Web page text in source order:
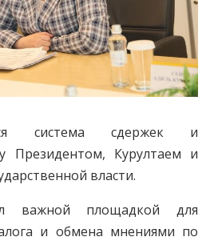
система сдержек и
Президентом, Курултаем и
власти.
важной площадкой для
и обмена мнениями по